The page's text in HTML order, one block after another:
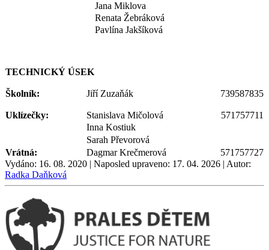
Jana Miklova
Renata Žebráková
Pavlína Jakšíková
TECHNICKÝ ÚSEK
Školník: Jiří Zuzaňák 739587835
Uklízečky: Stanislava Mičolová
571757711
Inna Kostiuk
Sarah Převorová
Vrátná:
Dagmar Krečmerová
571757727
Vydáno: 16. 08. 2020 | Naposled upraveno: 17. 04. 2026 | Autor:
Radka Daňková